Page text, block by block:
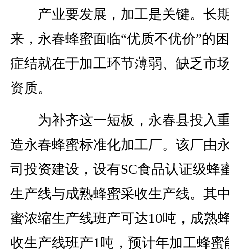
产业要发展，加工是关键。长
来，永春蜂蜜面临“优质不优价”的
症结就在于加工环节薄弱、缺乏市
资质。
为补齐这一短板，永春县投入
造永春蜂蜜标准化加工厂。该厂由
司投资建设，设有SC食品认证级蜂
生产线与成熟蜂蜜采收生产线。其
蜜浓缩生产线班产可达10吨，成熟
收生产线班产1吨，预计年加工蜂蜜